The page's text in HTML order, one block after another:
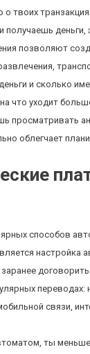
твоих
деньги,
позволяют
и сколько
что уходит
просматривать
облегчает
способов
настройка
переводах:
связи,
ты